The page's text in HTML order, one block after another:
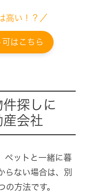
高い！？／
はこちら
探しに
産会社
ペットと一緒に暮
らない場合は、別
の方法です。